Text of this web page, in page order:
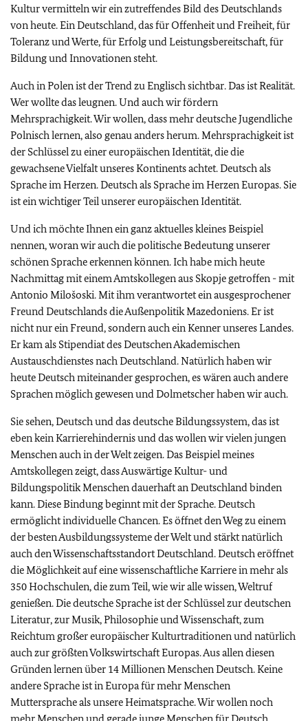
Kultur vermitteln wir ein zutreffendes Bild des Deutschlands
von heute. Ein Deutschland, das für Offenheit und Freiheit, für
Toleranz und Werte, für Erfolg und Leistungsbereitschaft, für
Bildung und Innovationen steht.
Auch in Polen ist der Trend zu Englisch sichtbar. Das ist Realität.
Wer wollte das leugnen. Und auch wir fördern
Mehrsprachigkeit. Wir wollen, dass mehr deutsche Jugendliche
Polnisch lernen, also genau anders herum. Mehrsprachigkeit ist
der Schlüssel zu einer europäischen Identität, die die
gewachsene Vielfalt unseres Kontinents achtet. Deutsch als
Sprache im Herzen. Deutsch als Sprache im Herzen Europas. Sie
ist ein wichtiger Teil unserer europäischen Identität.
Und ich möchte Ihnen ein ganz aktuelles kleines Beispiel
nennen, woran wir auch die politische Bedeutung unserer
schönen Sprache erkennen können. Ich habe mich heute
Nachmittag mit einem Amtskollegen aus Skopje getroffen - mit
Antonio Milošoski. Mit ihm verantwortet ein ausgesprochener
Freund Deutschlands die Außenpolitik Mazedoniens. Er ist
nicht nur ein Freund, sondern auch ein Kenner unseres Landes.
Er kam als Stipendiat des Deutschen Akademischen
Austauschdienstes nach Deutschland. Natürlich haben wir
heute Deutsch miteinander gesprochen, es wären auch andere
Sprachen möglich gewesen und Dolmetscher haben wir auch.
Sie sehen, Deutsch und das deutsche Bildungssystem, das ist
eben kein Karrierehindernis und das wollen wir vielen jungen
Menschen auch in der Welt zeigen. Das Beispiel meines
Amtskollegen zeigt, dass Auswärtige Kultur- und
Bildungspolitik Menschen dauerhaft an Deutschland binden
kann. Diese Bindung beginnt mit der Sprache. Deutsch
ermöglicht individuelle Chancen. Es öffnet den Weg zu einem
der besten Ausbildungssysteme der Welt und stärkt natürlich
auch den Wissenschaftsstandort Deutschland. Deutsch eröffnet
die Möglichkeit auf eine wissenschaftliche Karriere in mehr als
350 Hochschulen, die zum Teil, wie wir alle wissen, Weltruf
genießen. Die deutsche Sprache ist der Schlüssel zur deutschen
Literatur, zur Musik, Philosophie und Wissenschaft, zum
Reichtum großer europäischer Kulturtraditionen und natürlich
auch zur größten Volkswirtschaft Europas. Aus allen diesen
Gründen lernen über 14 Millionen Menschen Deutsch. Keine
andere Sprache ist in Europa für mehr Menschen
Muttersprache als unsere Heimatsprache. Wir wollen noch